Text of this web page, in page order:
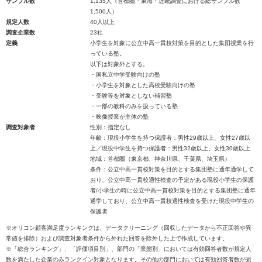
1,500人）
規定人数
40人以上
調査企業数
23社
定義
小学生を対象に公立中高一貫校対策を目的とした集団授業を行
っている塾。
以下は対象外とする。
・国私立中学受験向けの塾
・小学生を対象とした高校受験向けの塾
・受験等を対象としない補習塾
・一部の教科のみを扱っている塾
・映像授業が主体の塾
調査対象者
性別：指定なし
年齢：現役小学生を持つ保護者：男性29歳以上、女性27歳以
上／現役中学生を持つ保護者：男性32歳以上、女性30歳以上
地域：首都圏（東京都、神奈川県、千葉県、埼玉県）
条件：公立中高一貫校対策を目的とする集団塾に通年通学して
おり、公立中高一貫校適性検査の予定がある現役小学生の保護
者/小学生の時に公立中高一貫校対策を目的とする集団塾に通年
通学しており、公立中高一貫校適性検査を受けた現役中学生の
保護者
※オリコン顧客満足度ランキングは、データクリーニング（回収したデータから不正回答や異
常値を排除）および調査対象者条件から外れた回答を除外した上で作成しています。
※「総合ランキング」、「評価項目別」、部門の「業態別」においては有効回答者数が規定人
数を満たした企業のみランクイン対象となります。その他の部門においては有効回答者数が規